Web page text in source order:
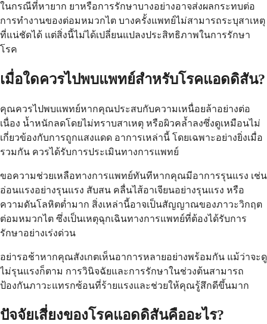
ในกรณีที่หายาก ยาหรือการรักษาบางอย่างอาจส่งผลกระทบต่อ
การทำงานของต่อมหมวกไต บางครั้งแพทย์ไม่สามารถระบุสาเหตุ
ที่แน่ชัดได้ แต่สิ่งนี้ไม่ได้เปลี่ยนแปลงประสิทธิภาพในการรักษา
โรค
เมื่อใดควรไปพบแพทย์สำหรับโรคแอดดิสัน?
คุณควรไปพบแพทย์หากคุณประสบกับความเหนื่อยล้าอย่างต่อ
เนื่อง น้ำหนักลดโดยไม่ทราบสาเหตุ หรือผิวคล้ำลงซึ่งดูเหมือนไม่
เกี่ยวข้องกับการถูกแสงแดด อาการเหล่านี้ โดยเฉพาะอย่างยิ่งเมื่อ
รวมกัน ควรได้รับการประเมินทางการแพทย์
ขอความช่วยเหลือทางการแพทย์ทันทีหากคุณมีอาการรุนแรง เช่น
อ่อนแรงอย่างรุนแรง สับสน คลื่นไส้อาเจียนอย่างรุนแรง หรือ
ความดันโลหิตต่ำมาก สิ่งเหล่านี้อาจเป็นสัญญาณของภาวะวิกฤต
ต่อมหมวกไต ซึ่งเป็นเหตุฉุกเฉินทางการแพทย์ที่ต้องได้รับการ
รักษาอย่างเร่งด่วน
อย่ารอช้าหากคุณสังเกตเห็นอาการหลายอย่างพร้อมกัน แม้ว่าจะดู
ไม่รุนแรงก็ตาม การวินิจฉัยและการรักษาในช่วงต้นสามารถ
ป้องกันภาวะแทรกซ้อนที่ร้ายแรงและช่วยให้คุณรู้สึกดีขึ้นมาก
ปัจจัยเสี่ยงของโรคแอดดิสันคืออะไร?